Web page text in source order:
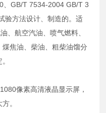
、GB/T 7534-2004 GB/T 3
验方法设计、制造的。适
、航空汽油、喷气燃料、
焦油、柴油、粗柴油馏分
像素高清液晶显示屏，
。